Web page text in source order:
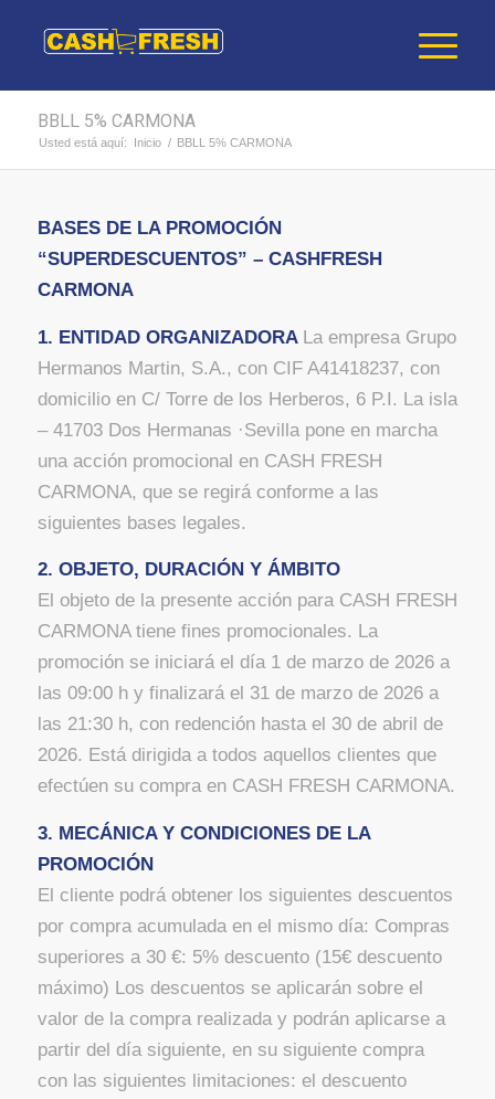
BBLL 5% CARMONA
Usted está aquí: Inicio / BBLL 5% CARMONA
BASES DE LA PROMOCIÓN
“SUPERDESCUENTOS” – CASHFRESH
CARMONA
1. ENTIDAD ORGANIZADORA La empresa Grupo
Hermanos Martin, S.A., con CIF A41418237, con
domicilio en C/ Torre de los Herberos, 6 P.I. La isla
– 41703 Dos Hermanas ·Sevilla pone en marcha
una acción promocional en CASH FRESH
CARMONA, que se regirá conforme a las
siguientes bases legales.
2. OBJETO, DURACIÓN Y ÁMBITO
El objeto de la presente acción para CASH FRESH
CARMONA tiene fines promocionales. La
promoción se iniciará el día 1 de marzo de 2026 a
las 09:00 h y finalizará el 31 de marzo de 2026 a
las 21:30 h, con redención hasta el 30 de abril de
2026. Está dirigida a todos aquellos clientes que
efectúen su compra en CASH FRESH CARMONA.
3. MECÁNICA Y CONDICIONES DE LA
PROMOCIÓN
El cliente podrá obtener los siguientes descuentos
por compra acumulada en el mismo día: Compras
superiores a 30 €: 5% descuento (15€ descuento
máximo) Los descuentos se aplicarán sobre el
valor de la compra realizada y podrán aplicarse a
partir del día siguiente, en su siguiente compra
con las siguientes limitaciones: el descuento